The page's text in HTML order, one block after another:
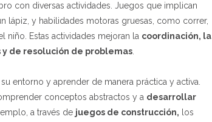
con diversas actividades. Juegos que implican
lápiz, y habilidades motoras gruesas, como correr,
niño. Estas actividades mejoran la coordinación, la
de resolución de problemas.
entorno y aprender de manera práctica y activa.
conceptos abstractos y a desarrollar
a través de juegos de construcción, los